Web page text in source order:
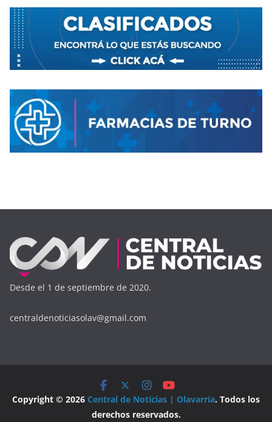
Desde el 1 de septiembre de 2020.
centraldenoticiasolav@gmail.com
Copyright © 2026 Central de Noticias | Olavarría. Todos los
derechos reservados.